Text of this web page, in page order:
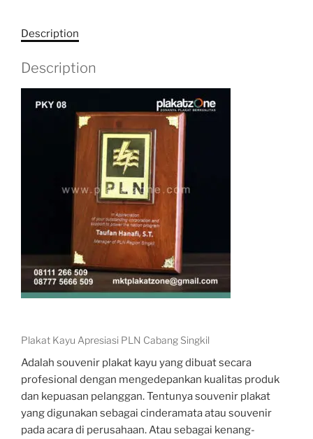
Description
Description
Plakat Kayu Apresiasi PLN Cabang Singkil
Adalah souvenir plakat kayu yang dibuat secara
profesional dengan mengedepankan kualitas produk
dan kepuasan pelanggan. Tentunya souvenir plakat
yang digunakan sebagai cinderamata atau souvenir
pada acara di perusahaan. Atau sebagai kenang-